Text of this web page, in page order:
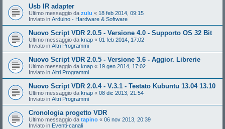
Usb IR adapter
Ultimo messaggio da zulu « 18 feb 2014, 09:15
Inviato in Arduino - Hardware & Software
Nuovo Script VDR 2.0.5 - Versione 4.0 - Supporto OS 32 Bit
Ultimo messaggio da knap « 01 feb 2014, 17:02
Inviato in Altri Programmi
Nuovo Script VDR 2.0.5 - Versione 3.6 - Aggior. Librerie
Ultimo messaggio da knap « 19 gen 2014, 17:02
Inviato in Altri Programmi
Nuovo Script VDR 2.0.4 - V.3.1 - Testato Kubuntu 13.04 13.10
Ultimo messaggio da knap « 08 dic 2013, 21:54
Inviato in Altri Programmi
Cronologia progetto VDR
Ultimo messaggio da tapino « 06 nov 2013, 20:39
Inviato in Eventi-canali